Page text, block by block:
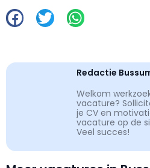
Redactie
Welkom
vacature?
je CV en
vacature op de
Veel succes!